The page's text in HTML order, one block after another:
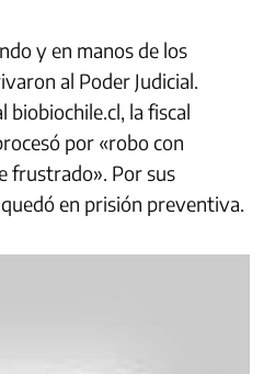
y en manos de los
al Poder Judicial.
biobiochile.cl, la fiscal
por «robo con
frustrado». Por sus
en prisión preventiva.